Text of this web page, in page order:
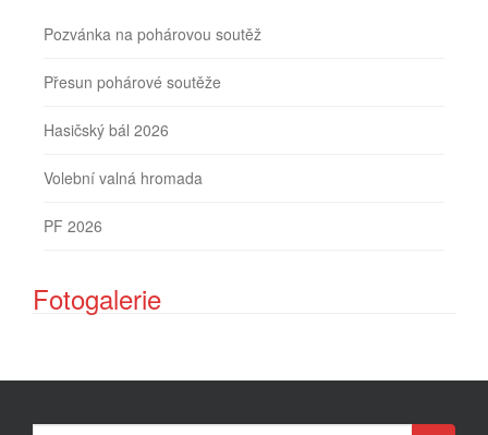
Pozvánka na pohárovou soutěž
Přesun pohárové soutěže
Hasičský bál 2026
Volební valná hromada
PF 2026
Fotogalerie